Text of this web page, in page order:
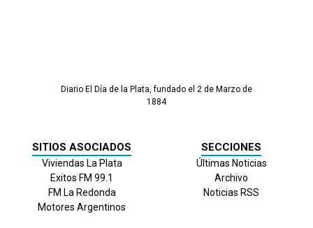
Diario El Día de la Plata, fundado el 2 de Marzo de
1884
SITIOS ASOCIADOS
Viviendas La Plata
Exitos FM 99.1
FM La Redonda
Motores Argentinos
SECCIONES
Últimas Noticias
Archivo
Noticias RSS